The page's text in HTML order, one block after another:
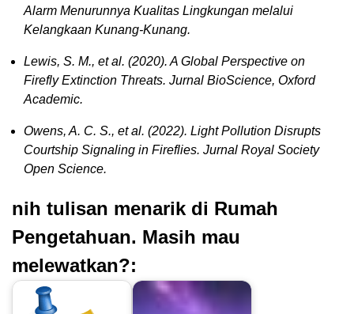
Alarm Menurunnya Kualitas Lingkungan melalui
Kelangkaan Kunang-Kunang.
Lewis, S. M., et al. (2020). A Global Perspective on
Firefly Extinction Threats. Jurnal BioScience, Oxford
Academic.
Owens, A. C. S., et al. (2022). Light Pollution Disrupts
Courtship Signaling in Fireflies. Jurnal Royal Society
Open Science.
nih tulisan menarik di Rumah
Pengetahuan. Masih mau
melewatkan?: